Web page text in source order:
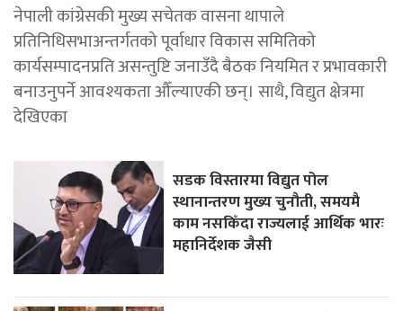
नेपाली कांग्रेसकी मुख्य सचेतक वासना थापाले
प्रतिनिधिसभाअन्तर्गतको पूर्वाधार विकास समितिको
कार्यसम्पादनप्रति असन्तुष्टि जनाउँदै बैठक नियमित र प्रभावकारी
बनाउनुपर्ने आवश्यकता औँल्याएकी छन्। साथै, विद्युत क्षेत्रमा
देखिएका
सडक विस्तारमा विद्युत पोल
स्थानान्तरण मुख्य चुनौती, समयमै
काम नसकिँदा राज्यलाई आर्थिक भारः
महानिर्देशक जैसी